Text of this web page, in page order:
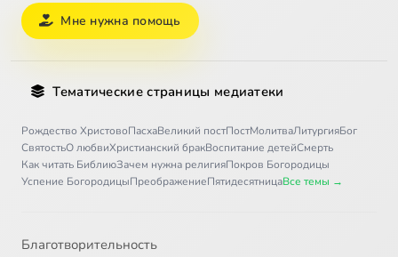
Мне нужна помощь
Тематические страницы медиатеки
Рождество ХристовоПасхаВеликий постПостМолитваЛитургияБог
СвятостьО любвиХристианский бракВоспитание детейСмерть
Как читать БиблиюЗачем нужна религияПокров Богородицы
Успение БогородицыПреображениеПятидесятницаВсе темы →
Благотворительность